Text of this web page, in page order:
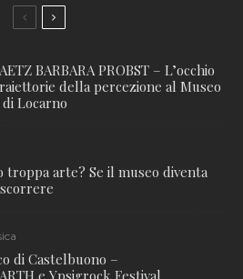
BARBARA PROBST – L’occhio
della percezione al Museo
di Locarno
troppa arte? Se il museo diventa
di Castelbuono –